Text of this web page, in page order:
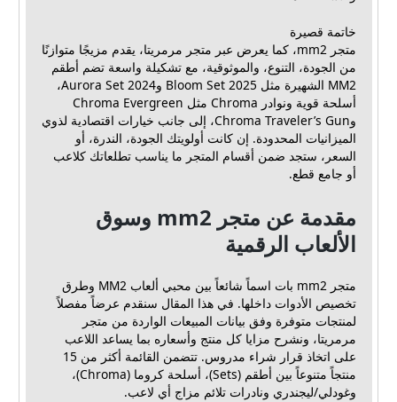
خاتمة قصيرة
متجر mm2، كما يعرض عبر متجر مرمريتا، يقدم مزيجًا متوازنًا
من الجودة، التنوع، والموثوقية، مع تشكيلة واسعة تضم أطقم
MM2 الشهيرة مثل Bloom Set 2025 وAurora Set 2024،
أسلحة قوية ونوادر Chroma مثل Chroma Evergreen
وChroma Traveler’s Gun، إلى جانب خيارات اقتصادية لذوي
الميزانيات المحدودة. إن كانت أولويتك الجودة، الندرة، أو
السعر، ستجد ضمن أقسام المتجر ما يناسب تطلعاتك كلاعب
أو جامع قطع.
مقدمة عن متجر mm2 وسوق
الألعاب الرقمية
متجر mm2 بات اسماً شائعاً بين محبي ألعاب MM2 وطرق
تخصيص الأدوات داخلها. في هذا المقال سنقدم عرضاً مفصلاً
لمنتجات متوفرة وفق بيانات المبيعات الواردة من متجر
مرمريتا، ونشرح مزايا كل منتج وأسعاره بما يساعد اللاعب
على اتخاذ قرار شراء مدروس. تتضمن القائمة أكثر من 15
منتجاً متنوعاً بين أطقم (Sets)، أسلحة كروما (Chroma)،
وغودلي/ليجندري ونادرات تلائم مزاج أي لاعب.